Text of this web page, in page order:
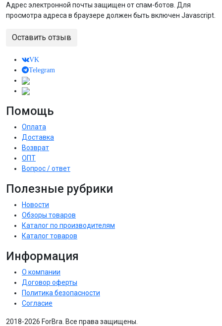
Адрес электронной почты защищен от спам-ботов. Для
просмотра адреса в браузере должен быть включен Javascript.
Оставить отзыв
VK
Telegram
Помощь
Оплата
Доставка
Возврат
ОПТ
Вопрос / ответ
Полезные рубрики
Новости
Обзоры товаров
Каталог по производителям
Каталог товаров
Информация
О компании
Договор оферты
Политика безопасности
Согласие
2018-2026 ForBra. Все права защищены.